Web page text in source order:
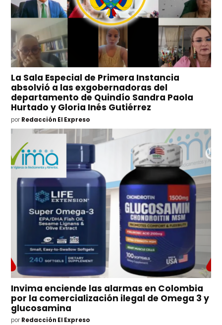
La Sala Especial de Primera Instancia
absolvió a las exgobernadoras del
departamento de Quindío Sandra Paola
Hurtado y Gloria Inés Gutiérrez
por Redacción El Expreso
Invima enciende las alarmas en Colombia
por la comercialización ilegal de Omega 3 y
glucosamina
por Redacción El Expreso